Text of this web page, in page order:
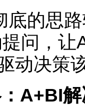
底的思
提问，
动决策
：A+BI